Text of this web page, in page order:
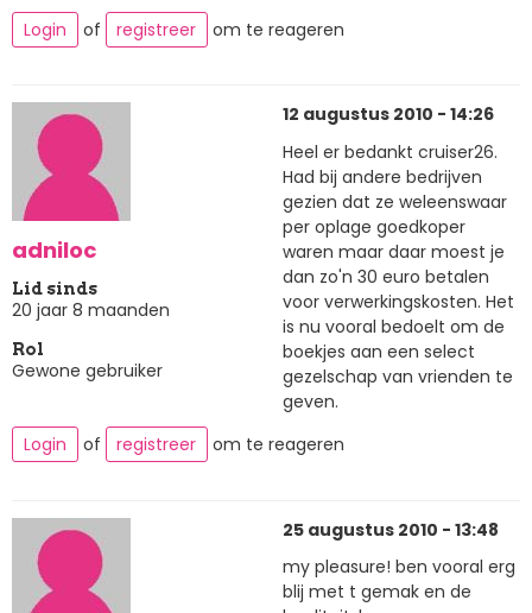
Login
of registreer om te reageren
adniloc
Lid sinds
20 jaar 8 maanden
Rol
Gewone gebruiker
12 augustus 2010 - 14:26
Heel er bedankt cruiser26.
Had bij andere bedrijven
gezien dat ze weleenswaar
per oplage goedkoper
waren maar daar moest je
dan zo'n 30 euro betalen
voor verwerkingskosten. Het
is nu vooral bedoelt om de
boekjes aan een select
gezelschap van vrienden te
geven.
Login
of registreer om te reageren
25 augustus 2010 - 13:48
my pleasure! ben vooral erg
blij met t gemak en de